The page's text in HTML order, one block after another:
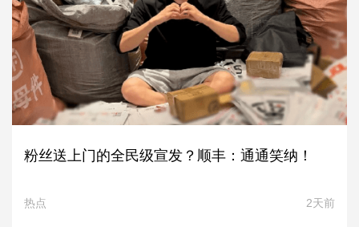
粉丝送上门的全民级宣发？顺丰：通通笑纳！
热点 2天前